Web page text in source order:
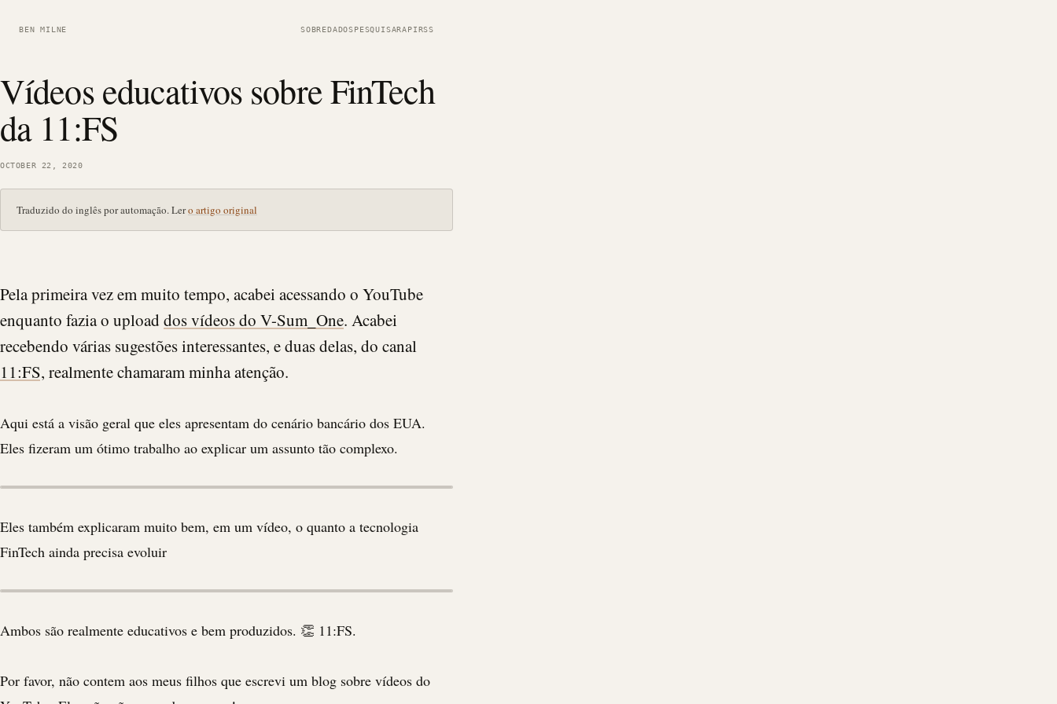
BEN MILNE SOBREDADOSPESQUISARAPIRSS
Vídeos educativos sobre FinTech
da 11:FS
OCTOBER 22, 2020
Traduzido do inglês por automação. Lero artigo original
Pela primeira vez em muito tempo, acabei acessando o YouTube
enquanto fazia o upload dos vídeos do V-Sum_One. Acabei
recebendo várias sugestões interessantes, e duas delas, do canal
11:FS, realmente chamaram minha atenção.
Aqui está a visão geral que eles apresentam do cenário bancário dos EUA.
Eles fizeram um ótimo trabalho ao explicar um assunto tão complexo.
Eles também explicaram muito bem, em um vídeo, o quanto a tecnologia
FinTech ainda precisa evoluir
Ambos são realmente educativos e bem produzidos. 👏 11:FS.
Por favor, não contem aos meus filhos que escrevi um blog sobre vídeos do